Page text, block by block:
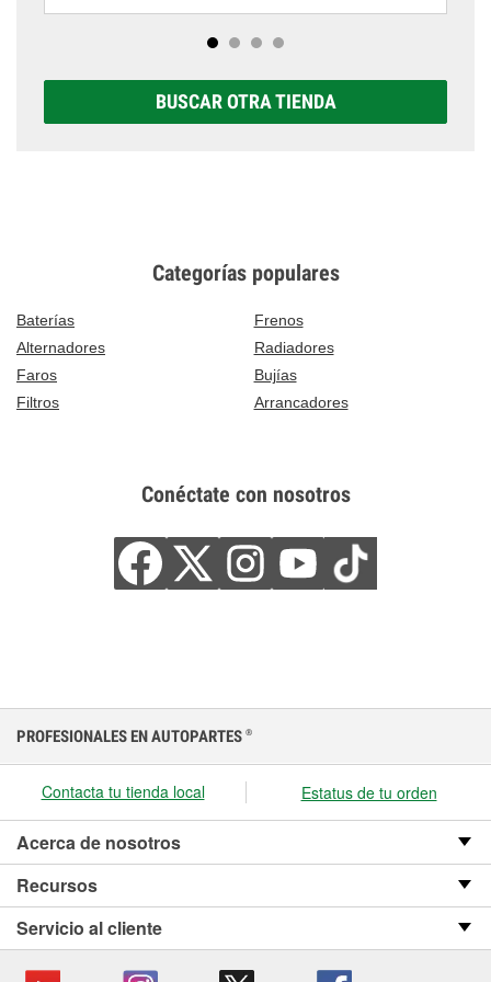
BUSCAR OTRA TIENDA
Categorías populares
Baterías
Frenos
Alternadores
Radiadores
Faros
Bujías
Filtros
Arrancadores
Conéctate con nosotros
PROFESIONALES EN AUTOPARTES ®
Contacta tu tienda local Estatus de tu orden
Acerca de nosotros
Recursos
Servicio al cliente